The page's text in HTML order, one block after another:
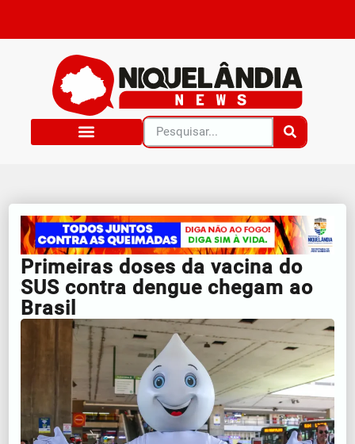
Primeiras doses da vacina do
SUS contra dengue chegam ao
Brasil